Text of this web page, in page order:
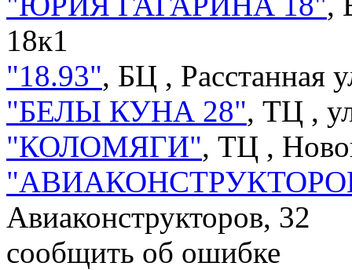
18к1
"18.93", БЦ , Расстанная
"БЕЛЫ КУНА 28", ТЦ ,
"КОЛОМЯГИ", ТЦ ,
Авиаконструкторов, 32
сообщить об ошибке